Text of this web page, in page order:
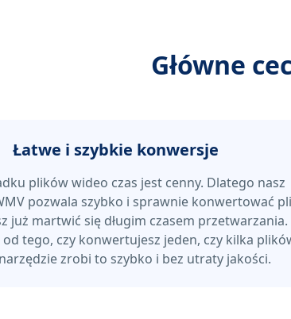
Główne
Łatwe i szybkie konwersje
plików wideo czas jest cenny. Dlatego nasz
pozwala szybko i sprawnie konwertować
już martwić się długim czasem przetwarzania.
od tego, czy konwertujesz jeden, czy kilka
zrobi to szybko i bez utraty jakości.